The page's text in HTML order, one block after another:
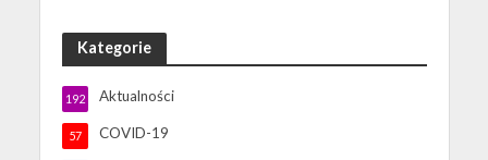
Kategorie
Aktualności
192
COVID-19
57